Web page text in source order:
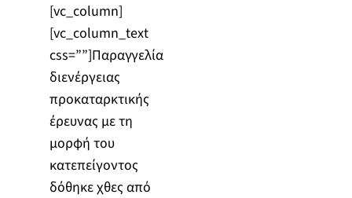
[vc_column]
[vc_column_text
css=””]Παραγγελία
διενέργειας
προκαταρκτικής
έρευνας με τη
μορφή του
κατεπείγοντος
δόθηκε χθες από